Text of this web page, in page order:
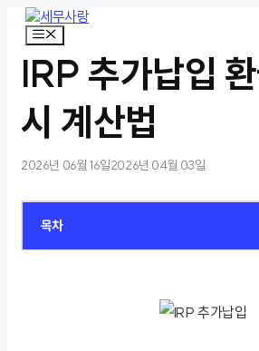
메
뉴
IRP 추가납입
시 계산법
2026년 06월 16일2026년 04월 03일
목차